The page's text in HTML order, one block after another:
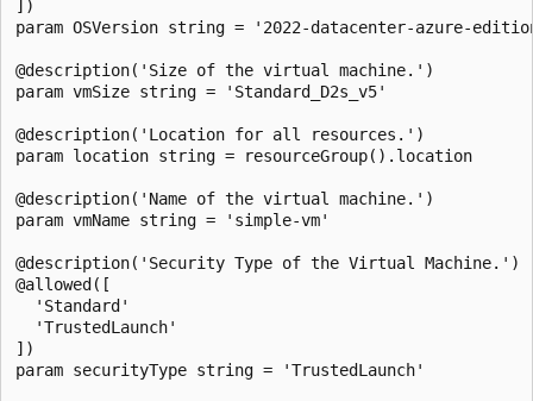
])
param OSVersion string = '2022-datacenter-azure-
@description('Size of the virtual machine.')
param vmSize string = 'Standard_D2s_v5'
@description('Location for all resources.')
param location string = resourceGroup().location
@description('Name of the virtual machine.')
param vmName string = 'simple-vm'
@description('Security Type of the Virtual Machine.')
@allowed([
  'Standard'
  'TrustedLaunch'
])
param securityType string = 'TrustedLaunch'